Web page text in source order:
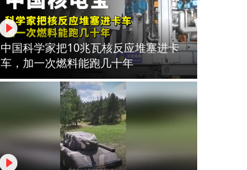
中国科学家把10兆瓦核反应堆塞进卡
车，加一次燃料能跑几十年